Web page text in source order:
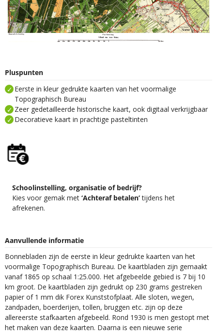
Pluspunten
Eerste in kleur gedrukte kaarten van het voormalige
Topographisch Bureau
Zeer gedetailleerde historische kaart, ook digitaal verkrijgbaar
Decoratieve kaart in prachtige pasteltinten
Schoolinstelling, organisatie of bedrijf?
Kies voor gemak met ‘Achteraf betalen’tijdens het
afrekenen.
Aanvullende informatie
Bonnebladen zijn de eerste in kleur gedrukte kaarten van het
voormalige Topographisch Bureau. De kaartbladen zijn gemaakt
vanaf 1865 op schaal 1:25.000. Het afgebeelde gebied is 7 bij 10
km groot. De kaartbladen zijn gedrukt op 230 grams gestreken
papier of 1 mm dik Forex Kunststofplaat. Alle sloten, wegen,
zandpaden, boerderijen, tollen, bruggen etc. zijn op deze
allereerste stafkaarten afgebeeld. Rond 1930 is men gestopt met
het maken van deze kaarten. Daarna is een nieuwe serie